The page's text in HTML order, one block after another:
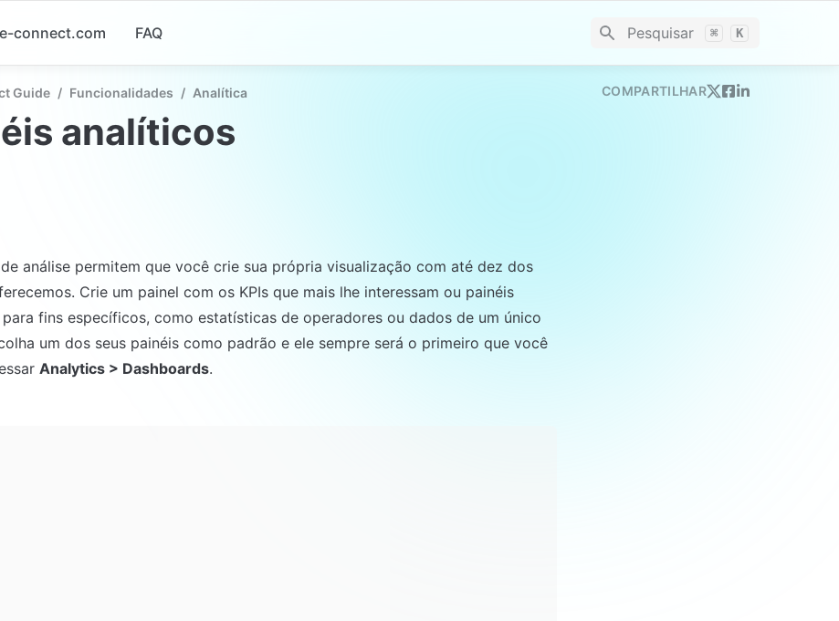
connect.com FAQ Pesquisar ⌘ K
Guide / Funcionalidades / Analítica
analíticos
análise permitem que você crie sua própria visualização com até dez dos
Crie um painel com os KPIs que mais lhe interessam ou painéis
fins específicos, como estatísticas de operadores ou dados de um único
um dos seus painéis como padrão e ele sempre será o primeiro que você
Analytics > Dashboards.
COMPARTILHAR